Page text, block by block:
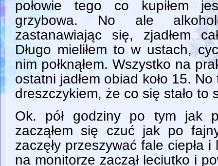
połowie tego co kupiłem
grzybowa. No ale
zastanawiając się, zjadłem
Długo mieliłem to w ustach,
nim połknąłem. Wszystko na
ostatni jadłem obiad koło 15.
dreszczykiem, że co się stało to
Ok. pół godziny po tym jak
zacząłem się czuć jak po
zaczęły przeszywać fale ciepła
na monitorze zaczął leciutko i